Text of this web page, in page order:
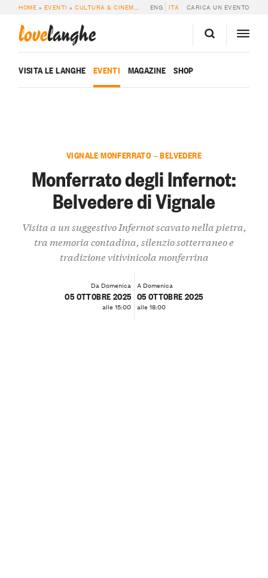
HOME » EVENTI »CULTURA & CINEMA » MONFERRATO DEGLI INFERNOT:
ENG ITA CARICA UN EVENTO
lovelanghe
VISITA LE LANGHE EVENTI MAGAZINE SHOP
VIGNALE MONFERRATO — BELVEDERE
Monferrato degli Infernot:
Belvedere di Vignale
Visita a un suggestivo Infernot scavato nella pietra,
tra memoria contadina, silenzio sotterraneo e
tradizione vitivinicola monferrina
Da Domenica
05 OTTOBRE 2025
alle 15:00
A Domenica
05 OTTOBRE 2025
alle 18:00